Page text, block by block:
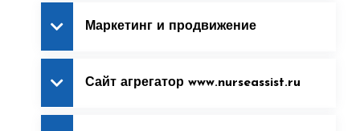
Маркетинг и продвижение
Сайт агрегатор www.nurseassist.ru